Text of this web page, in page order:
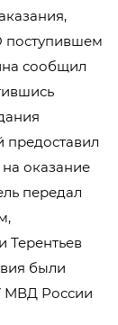
поступившем
сообщил
предоставил
оказание
передал
Терентьев
были
МВД России